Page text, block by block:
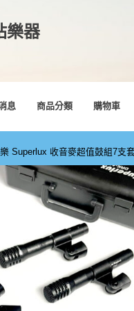
樂器
息 商品分類 購物車
Superlux 收音麥超值鼓組7支